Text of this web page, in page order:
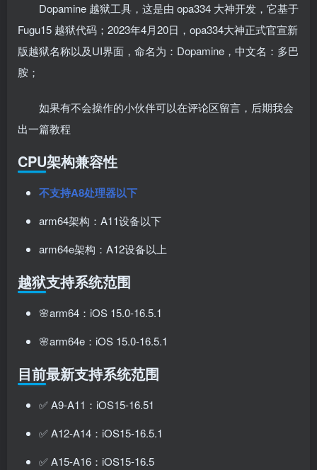
Dopamine 越狱工具，这是由 opa334 大神开发，它基于
Fugu15 越狱代码；2023年4月20日，opa334大神正式官宣新
版越狱名称以及UI界面，命名为：Dopamine，中文名：多巴
胺；
如果有不会操作的小伙伴可以在评论区留言，后期我会
出一篇教程
CPU架构兼容性
不支持A8处理器以下
arm64架构：A11设备以下
arm64e架构：A12设备以上
越狱支持系统范围
🌸arm64：iOS 15.0-16.5.1
🌸arm64e：iOS 15.0-16.5.1
目前最新支持系统范围
✅ A9-A11：iOS15-16.51
✅ A12-A14：iOS15-16.5.1
✅ A15-A16：iOS15-16.5
扫码登录
使用 其它方式登录 或注册
扫码登录即表示同意用户协议